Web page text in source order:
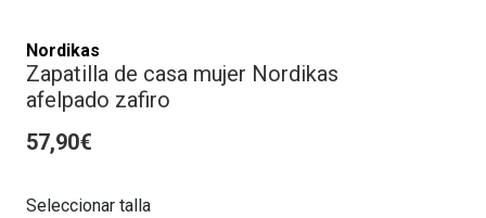
Nordikas
Zapatilla de casa mujer Nordikas
afelpado zafiro
57,90€
Seleccionar talla